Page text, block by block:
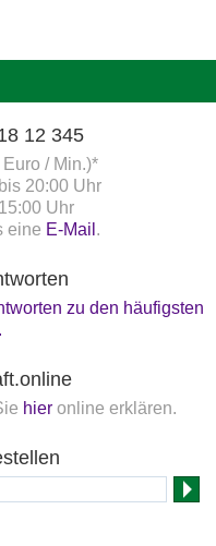
12 345
/ Min.)*
20:00 Uhr
Uhr
eine E-Mail .
zu den häufigsten
hier online erklären.